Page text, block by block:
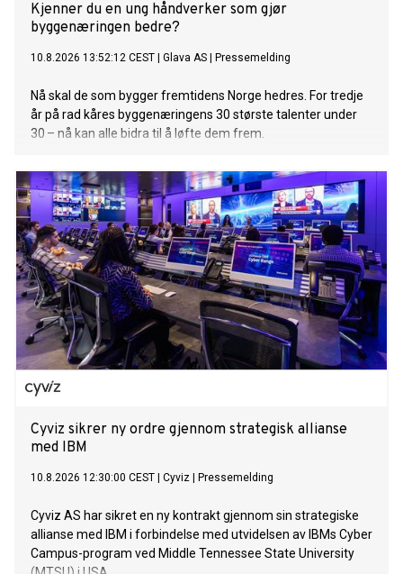
Kjenner du en ung håndverker som gjør
byggenæringen bedre?
10.8.2026 13:52:12 CEST Glava AS Pressemelding
Nå skal de som bygger fremtidens Norge hedres. For tredje
år på rad kåres byggenæringens 30 største talenter under
30 – nå kan alle bidra til å løfte dem frem.
Cyviz sikrer ny ordre gjennom strategisk allianse
med IBM
10.8.2026 12:30:00 CEST Cyviz Pressemelding
Cyviz AS har sikret en ny kontrakt gjennom sin strategiske
allianse med IBM i forbindelse med utvidelsen av IBMs Cyber
Campus-program ved Middle Tennessee State University